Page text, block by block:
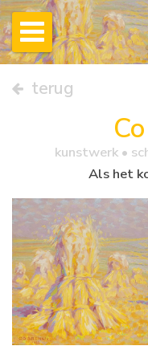
terug
kunstwerk •
Als het